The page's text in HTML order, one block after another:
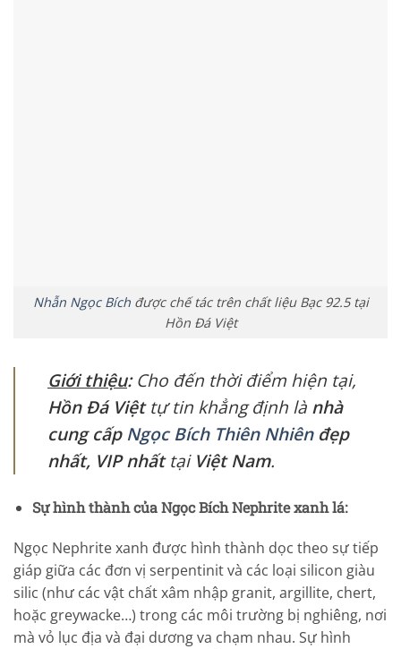
Nhẫn Ngọc Bíchđược chế tác trên chất liệu Bạc 92.5 tại
Hồn Đá Việt
Giới thiệu:Cho đến thời điểm hiện tại,
Hồn Đá Việttự tin khẳng định là nhà
cung cấp Ngọc Bích Thiên Nhiênđẹp
nhất, VIP nhấttạiViệt Nam.
Sự hình thành của Ngọc Bích Nephrite xanh lá:
Ngọc Nephrite xanh được hình thành dọc theo sự tiếp
giáp giữa các đơn vị serpentinit và các loại silicon giàu
silic (như các vật chất xâm nhập granit, argillite, chert,
hoặc greywacke…) trong các môi trường bị nghiêng, nơi
mà vỏ lục địa và đại dương va chạm nhau. Sự hình